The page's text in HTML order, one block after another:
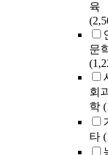
육
문
회
학
타